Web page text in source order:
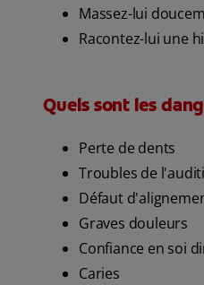
Massez-lui
Racontez-lui une
Quels sont les
Perte de dents
Troubles de
Défaut
Graves douleurs
Confiance en soi
Caries